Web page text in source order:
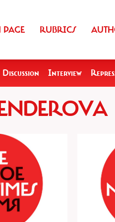
RUBRICS
Discussion Interview